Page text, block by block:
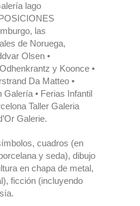
lago
las
de Noruega,
Olsen •
y Koonce •
Da Matteo •
• Ferias Infantil
Taller Galeria
Galerie.
cuadros (en
y seda), dibujo
en chapa de metal,
ficción (incluyendo